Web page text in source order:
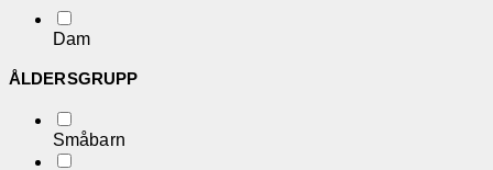
Dam
ÅLDERSGRUPP
Småbarn